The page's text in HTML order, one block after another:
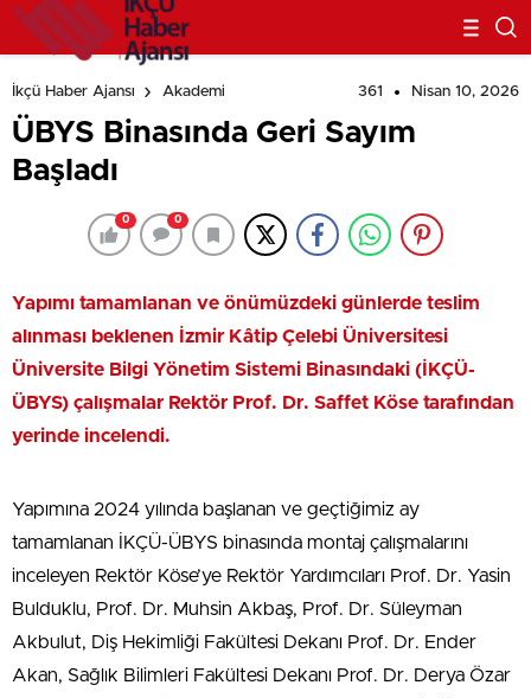
İkçü Haber Ajansı Akademi 361 Nisan 10, 2026
ÜBYS Binasında Geri Sayım
Başladı
0 0
Yapımı tamamlanan ve önümüzdeki günlerde teslim
alınması beklenen İzmir Kâtip Çelebi Üniversitesi
Üniversite Bilgi Yönetim Sistemi Binasındaki (İKÇÜ-
ÜBYS) çalışmalar Rektör Prof. Dr. Saffet Köse tarafından
yerinde incelendi.
Yapımına 2024 yılında başlanan ve geçtiğimiz ay
tamamlanan İKÇÜ-ÜBYS binasında montaj çalışmalarını
inceleyen Rektör Köse’ye Rektör Yardımcıları Prof. Dr. Yasin
Bulduklu, Prof. Dr. Muhsin Akbaş, Prof. Dr. Süleyman
Akbulut, Diş Hekimliği Fakültesi Dekanı Prof. Dr. Ender
Akan, Sağlık Bilimleri Fakültesi Dekanı Prof. Dr. Derya Özar